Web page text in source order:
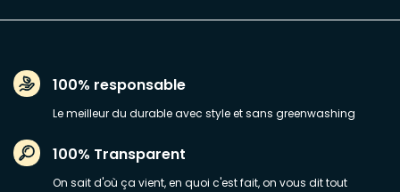
100% responsable
Le meilleur du durable avec style et sans greenwashing
100% Transparent
On sait d'où ça vient, en quoi c'est fait, on vous dit tout